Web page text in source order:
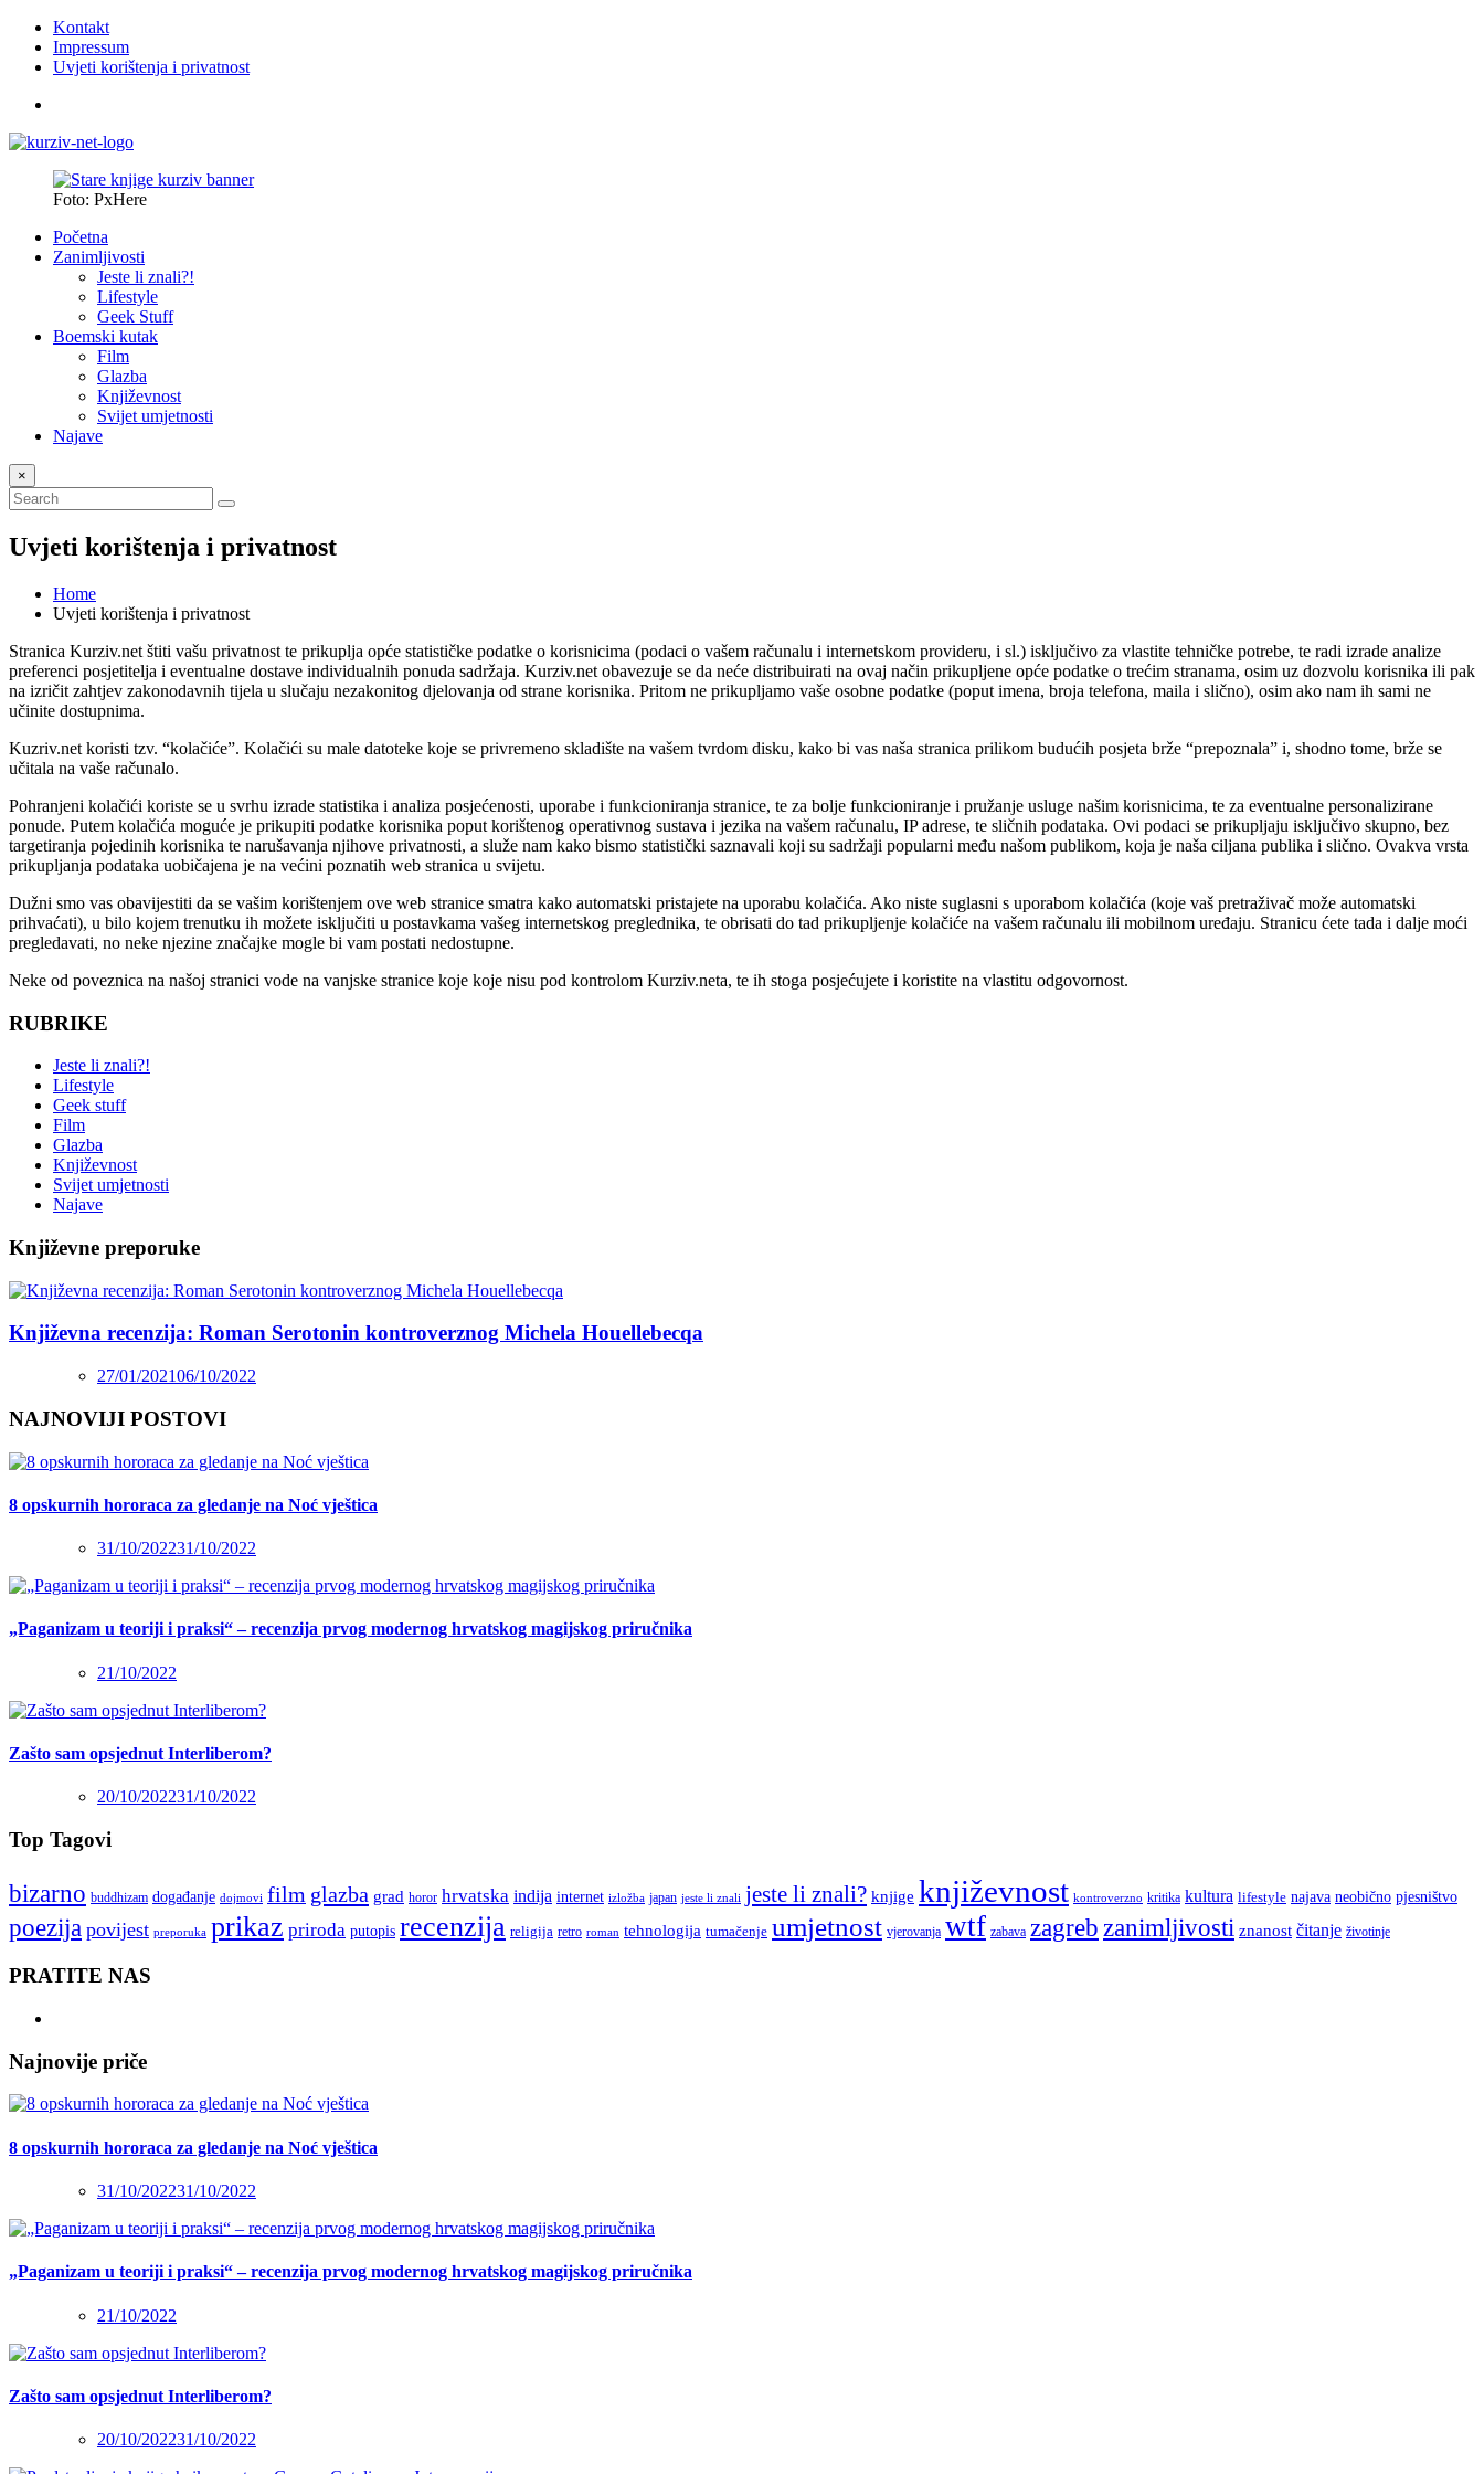
Kontakt
Impressum
Uvjeti korištenja i privatnost
Foto: PxHere
Početna
Zanimljivosti
Jeste li znali?!
Lifestyle
Geek Stuff
Boemski kutak
Film
Glazba
Književnost
Svijet umjetnosti
Najave
×
Uvjeti korištenja i privatnost
Home
Uvjeti korištenja i privatnost
Stranica Kurziv.net štiti vašu privatnost te prikuplja opće statističke podatke o korisnicima (podaci o vašem računalu i internetskom provideru, i sl.) isključivo za vlastite tehničke potrebe, te radi izrade analize
preferenci posjetitelja i eventualne dostave individualnih ponuda sadržaja. Kurziv.net obavezuje se da neće distribuirati na ovaj način prikupljene opće podatke o trećim stranama, osim uz dozvolu korisnika ili pak
na izričit zahtjev zakonodavnih tijela u slučaju nezakonitog djelovanja od strane korisnika. Pritom ne prikupljamo vaše osobne podatke (poput imena, broja telefona, maila i slično), osim ako nam ih sami ne
učinite dostupnima.
Kuzriv.net koristi tzv. “kolačiće”. Kolačići su male datoteke koje se privremeno skladište na vašem tvrdom disku, kako bi vas naša stranica prilikom budućih posjeta brže “prepoznala” i, shodno tome, brže se
učitala na vaše računalo.
Pohranjeni kolačići koriste se u svrhu izrade statistika i analiza posjećenosti, uporabe i funkcioniranja stranice, te za bolje funkcioniranje i pružanje usluge našim korisnicima, te za eventualne personalizirane
ponude. Putem kolačića moguće je prikupiti podatke korisnika poput korištenog operativnog sustava i jezika na vašem računalu, IP adrese, te sličnih podataka. Ovi podaci se prikupljaju isključivo skupno, bez
targetiranja pojedinih korisnika te narušavanja njihove privatnosti, a služe nam kako bismo statistički saznavali koji su sadržaji popularni među našom publikom, koja je naša ciljana publika i slično. Ovakva vrsta
prikupljanja podataka uobičajena je na većini poznatih web stranica u svijetu.
Dužni smo vas obavijestiti da se vašim korištenjem ove web stranice smatra kako automatski pristajete na uporabu kolačića. Ako niste suglasni s uporabom kolačića (koje vaš pretraživač može automatski
prihvaćati), u bilo kojem trenutku ih možete isključiti u postavkama vašeg internetskog preglednika, te obrisati do tad prikupljenje kolačiće na vašem računalu ili mobilnom uređaju. Stranicu ćete tada i dalje moći
pregledavati, no neke njezine značajke mogle bi vam postati nedostupne.
Neke od poveznica na našoj stranici vode na vanjske stranice koje koje nisu pod kontrolom Kurziv.neta, te ih stoga posjećujete i koristite na vlastitu odgovornost.
RUBRIKE
Jeste li znali?!
Lifestyle
Geek stuff
Film
Glazba
Književnost
Svijet umjetnosti
Najave
Književne preporuke
Književna recenzija: Roman Serotonin kontroverznog Michela Houellebecqa
27/01/202106/10/2022
NAJNOVIJI POSTOVI
8 opskurnih hororaca za gledanje na Noć vještica
31/10/202231/10/2022
„Paganizam u teoriji i praksi“ – recenzija prvog modernog hrvatskog magijskog priručnika
21/10/2022
Zašto sam opsjednut Interliberom?
20/10/202231/10/2022
Top Tagovi
bizarno buddhizam događanje dojmovi film glazba grad horor hrvatska indija internet izložba japan jeste li znali jeste li znali? knjige književnost kontroverzno kritika kultura lifestyle najava neobično pjesništvo
poezija povijest preporuka prikaz priroda putopis recenzija religija retro roman tehnologija tumačenje umjetnost vjerovanja wtf zabava zagreb zanimljivosti znanost čitanje životinje
PRATITE NAS
Najnovije priče
8 opskurnih hororaca za gledanje na Noć vještica
31/10/202231/10/2022
„Paganizam u teoriji i praksi“ – recenzija prvog modernog hrvatskog magijskog priručnika
21/10/2022
Zašto sam opsjednut Interliberom?
20/10/202231/10/2022